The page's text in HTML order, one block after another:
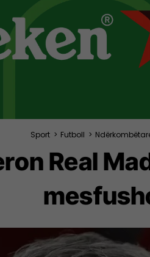
Sport > Futboll >
Real